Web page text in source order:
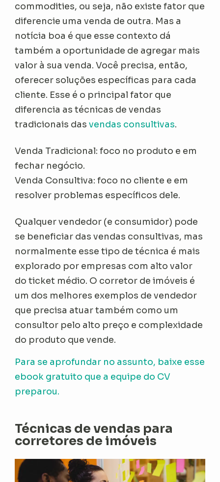
commodities, ou seja, não existe fator que
diferencie uma venda de outra. Mas a
notícia boa é que esse contexto dá
também a oportunidade de agregar mais
valor à sua venda. Você precisa, então,
oferecer soluções específicas para cada
cliente. Esse é o principal fator que
diferencia as técnicas de vendas
tradicionais dasvendas consultivas.
Venda Tradicional: foco no produto e em
fechar negócio.
Venda Consultiva: foco no cliente e em
resolver problemas específicos dele.
Qualquer vendedor (e consumidor) pode
se beneficiar das vendas consultivas, mas
normalmente esse tipo de técnica é mais
explorado por empresas com alto valor
do ticket médio. O corretor de imóveis é
um dos melhores exemplos de vendedor
que precisa atuar também como um
consultor pelo alto preço e complexidade
do produto que vende.
Para se aprofundar no assunto, baixe esse
ebook gratuito que a equipe do CV
preparou.
Técnicas de vendas para
corretores de imóveis